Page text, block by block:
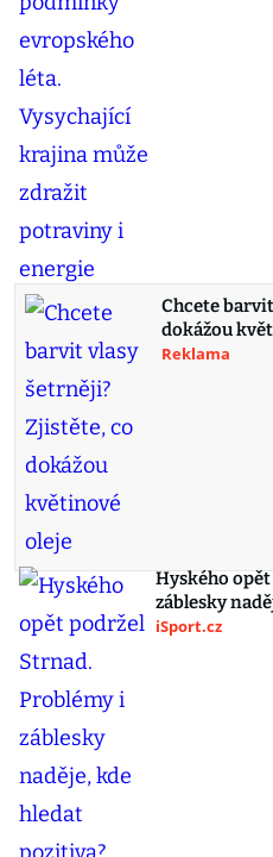
Chcete
dokážou
Reklama
Hyského
záblesky
iSport.cz